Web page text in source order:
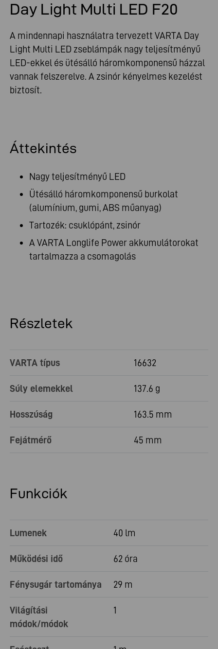
Day Light Multi LED F20
A mindennapi használatra tervezett VARTA Day
Light Multi LED zseblámpák nagy teljesítményű
LED-ekkel és ütésálló háromkomponensű házzal
vannak felszerelve. A zsinór kényelmes kezelést
biztosít.
Áttekintés
Nagy teljesítményű LED
Ütésálló háromkomponensű burkolat
(alumínium, gumi, ABS műanyag)
Tartozék: csuklópánt, zsinór
A VARTA Longlife Power akkumulátorokat
tartalmazza a csomagolás
Részletek
VARTA típus 16632
Súly elemekkel 137.6 g
Hosszúság 163.5 mm
Fejátmérő 45 mm
Funkciók
Lumenek 40 lm
Működési idő 62 óra
Fénysugár tartománya 29 m
Világítási
módok/módok
1